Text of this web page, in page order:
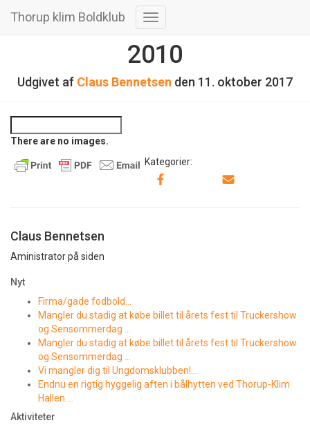
Thorup klim Boldklub
Skift
2010
Udgivet af Claus Bennetsen den 11. oktober 2017
There are no images.
Kategorier:
Claus Bennetsen
Aministrator på siden
Nyt
Firma/gade fodbold…
Mangler du stadig at købe billet til årets fest til Truckershow
og Sensommerdag …
Mangler du stadig at købe billet til årets fest til Truckershow
og Sensommerdag …
Vi mangler dig til Ungdomsklubben!…
Endnu en rigtig hyggelig aften i bålhytten ved Thorup-Klim
Hallen….
Aktiviteter